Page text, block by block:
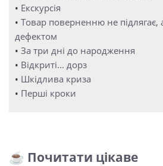
• Екскурсія
• Товар поверненню не підлягає,
дефектом
• За три дні до народження
• Відкриті… дорз
• Шкідлива криза
• Перші кроки
☕ Почитати цікаве